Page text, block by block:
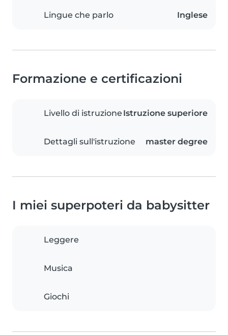
Lingue che parlo Inglese
Formazione e certificazioni
Livello di istruzione Istruzione superiore
Dettagli sull'istruzione master degree
I miei superpoteri da babysitter
Leggere
Musica
Giochi